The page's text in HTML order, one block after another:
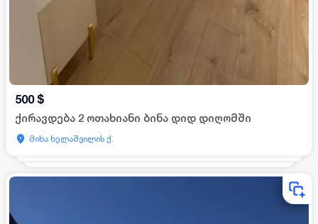
500 $
ქირავდება 2 ოთახიანი ბინა დიდ დიღომში
მიხა ხელაშვილის ქ.